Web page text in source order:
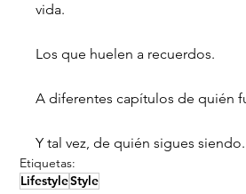
vida.
Los que huelen a recuerdos.
A diferentes capítulos de quién
Y tal vez, de quién sigues siendo.
Etiquetas:
LifestyleStyle